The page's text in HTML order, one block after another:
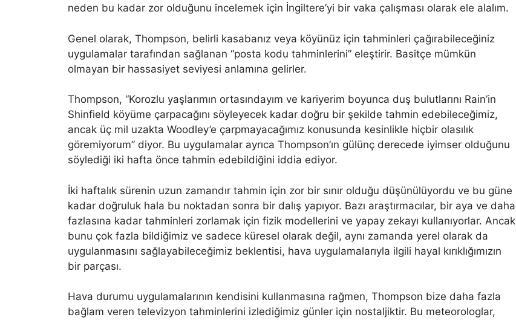
neden bu kadar zor olduğunu incelemek için İngiltere’yi bir vaka çalışması olarak ele alalım.
Genel olarak, Thompson, belirli kasabanız veya köyünüz için tahminleri çağırabileceğiniz
uygulamalar tarafından sağlanan “posta kodu tahminlerini” eleştirir. Basitçe mümkün
olmayan bir hassasiyet seviyesi anlamına gelirler.
Thompson, “Korozlu yaşlarımın ortasındayım ve kariyerim boyunca duş bulutlarını Rain’in
Shinfield köyüme çarpacağını söyleyecek kadar doğru bir şekilde tahmin edebileceğimiz,
ancak üç mil uzakta Woodley’e çarpmayacağımız konusunda kesinlikle hiçbir olasılık
göremiyorum” diyor. Bu uygulamalar ayrıca Thompson’ın gülünç derecede iyimser olduğunu
söylediği iki hafta önce tahmin edebildiğini iddia ediyor.
İki haftalık sürenin uzun zamandır tahmin için zor bir sınır olduğu düşünülüyordu ve bu güne
kadar doğruluk hala bu noktadan sonra bir dalış yapıyor. Bazı araştırmacılar, bir aya ve daha
fazlasına kadar tahminleri zorlamak için fizik modellerini ve yapay zekayı kullanıyorlar. Ancak
bunu çok fazla bildiğimiz ve sadece küresel olarak değil, aynı zamanda yerel olarak da
uygulanmasını sağlayabileceğimiz beklentisi, hava uygulamalarıyla ilgili hayal kırıklığımızın
bir parçası.
Hava durumu uygulamalarının kendisini kullanmasına rağmen, Thompson bize daha fazla
bağlam veren televizyon tahminlerini izlediğimiz günler için nostaljiktir. Bu meteorologlar,